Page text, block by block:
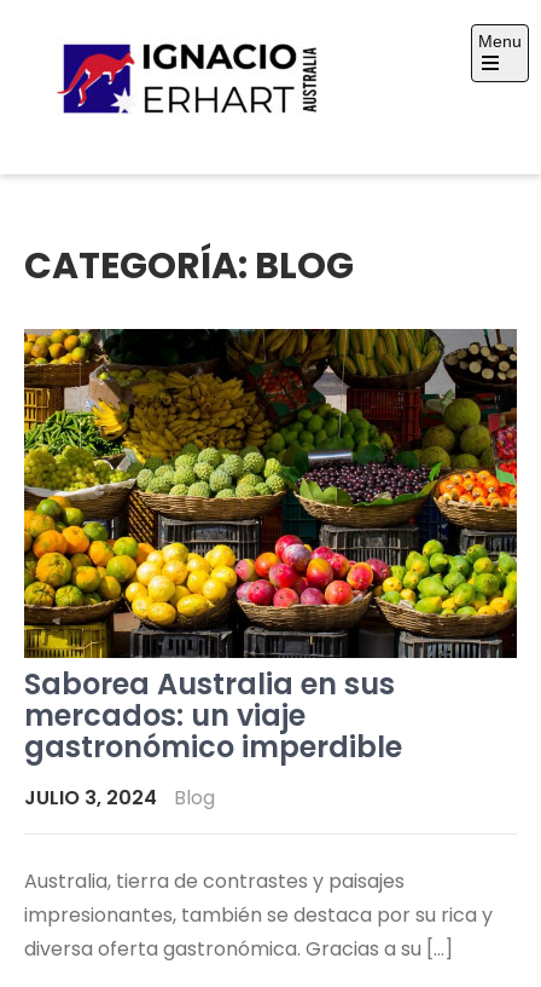
content
Ignacio Erhart
Menu
Open
CATEGORÍA: BLOG
Saborea Australia en sus
mercados: un viaje
gastronómico imperdible
JULIO 3, 2024 Blog
Australia, tierra de contrastes y paisajes
impresionantes, también se destaca por su rica y
diversa oferta gastronómica. Gracias a su […]